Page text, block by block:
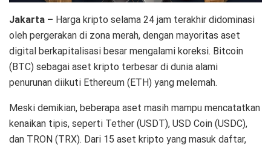
Jakarta – Harga kripto selama 24 jam terakhir didominasi
oleh pergerakan di zona merah, dengan mayoritas aset
digital berkapitalisasi besar mengalami koreksi. Bitcoin
(BTC) sebagai aset kripto terbesar di dunia alami
penurunan diikuti Ethereum (ETH) yang melemah.
Meski demikian, beberapa aset masih mampu mencatatkan
kenaikan tipis, seperti Tether (USDT), USD Coin (USDC),
dan TRON (TRX). Dari 15 aset kripto yang masuk daftar,